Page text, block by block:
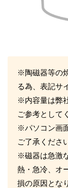
※陶磁器等の
る為、表記サ
※内容量は弊
ご参考として
※パソコン画
ご了承くださ
※磁器は急激
熱・急冷、オ
損の原因とな